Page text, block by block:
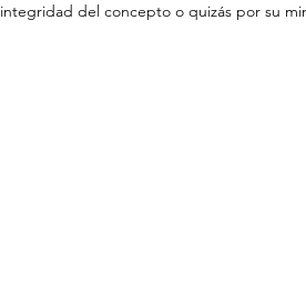
integridad del concepto o quizás por su